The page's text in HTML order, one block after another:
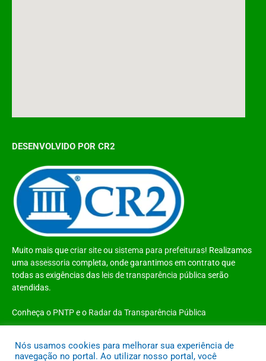
DESENVOLVIDO POR CR2
Muito mais quecriar siteou sistema para prefeituras! Realizamos
uma assessoria completa, onde garantimos em contrato que
todas as exigências das leis de transparência pública serão
atendidas.
Conheça o PNTPe o Radar da Transparência Pública
Nós usamos cookies para melhorar sua experiência de
navegação no portal. Ao utilizar nosso portal, você